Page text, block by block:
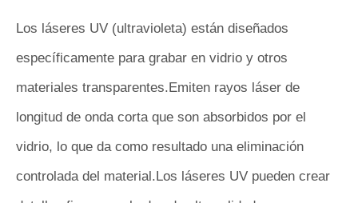
Los láseres UV (ultravioleta) están diseñados
específicamente para grabar en vidrio y otros
materiales transparentes.Emiten rayos láser de
longitud de onda corta que son absorbidos por el
vidrio, lo que da como resultado una eliminación
controlada del material.Los láseres UV pueden crear